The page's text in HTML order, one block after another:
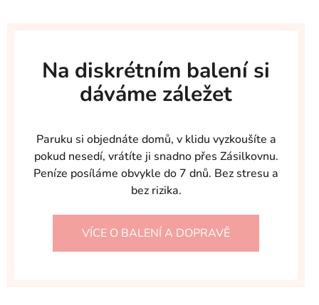
Na diskrétním balení si
dáváme záležet
Paruku si objednáte domů, v klidu vyzkoušíte a
pokud nesedí, vrátíte ji snadno přes Zásilkovnu.
Peníze posíláme obvykle do 7 dnů. Bez stresu a
bez rizika.
VÍCE O BALENÍ A DOPRAVĚ